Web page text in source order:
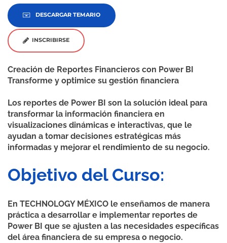
DESCARGAR TEMARIO
INSCRIBIRSE
Creación de Reportes Financieros con Power BI
Transforme y optimice su gestión financiera
Los reportes de Power BI son la solución ideal para
transformar la información financiera en
visualizaciones dinámicas e interactivas, que le
ayudan a tomar decisiones estratégicas más
informadas y mejorar el rendimiento de su negocio.
Objetivo del Curso:
En TECHNOLOGY MÉXICO le enseñamos de manera
práctica a desarrollar e implementar reportes de
Power BI que se ajusten a las necesidades específicas
del área financiera de su empresa o negocio.